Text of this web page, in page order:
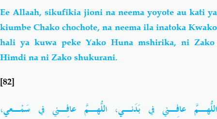
Ee Allaah, sikufikia jioni na neema yoyote au kati ya
kiumbe Chako chochote, na neema ila inatoka Kwako
hali ya kuwa peke Yako Huna mshirika, ni Zako
Himdi na ni Zako shukurani.
[82]
اللّهُـمَّ عافِـني في بَدَنـي، اللّهُـمَّ عافِـني في سَمْـعي،